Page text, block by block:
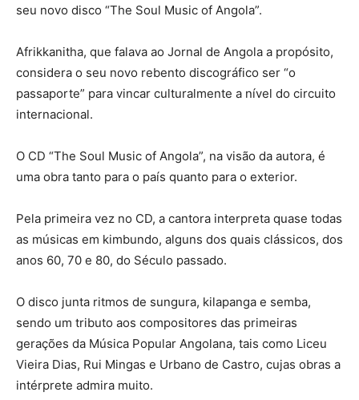
seu novo disco “The Soul Music of Angola”.
Afrikkanitha, que falava ao Jornal de Angola a propósito,
considera o seu novo rebento discográfico ser “o
passaporte” para vincar culturalmente a nível do circuito
internacional.
O CD “The Soul Music of Angola”, na visão da autora, é
uma obra tanto para o país quanto para o exterior.
Pela primeira vez no CD, a cantora interpreta quase todas
as músicas em kimbundo, alguns dos quais clássicos, dos
anos 60, 70 e 80, do Século passado.
O disco junta ritmos de sungura, kilapanga e semba,
sendo um tributo aos compositores das primeiras
gerações da Música Popular Angolana, tais como Liceu
Vieira Dias, Rui Mingas e Urbano de Castro, cujas obras a
intérprete admira muito.